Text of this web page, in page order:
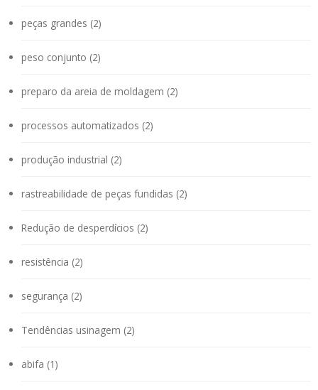
peças grandes (2)
peso conjunto (2)
preparo da areia de moldagem (2)
processos automatizados (2)
produção industrial (2)
rastreabilidade de peças fundidas (2)
Redução de desperdícios (2)
resistência (2)
segurança (2)
Tendências usinagem (2)
abifa (1)